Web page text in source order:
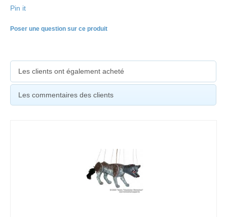
Pin it
Poser une question sur ce produit
Les clients ont également acheté
Les commentaires des clients